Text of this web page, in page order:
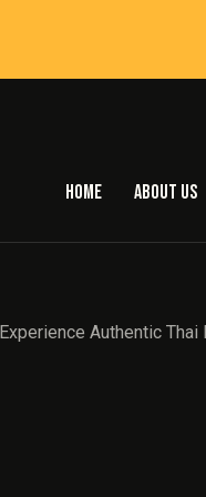
HOME ABOUT US
Authentic Thai